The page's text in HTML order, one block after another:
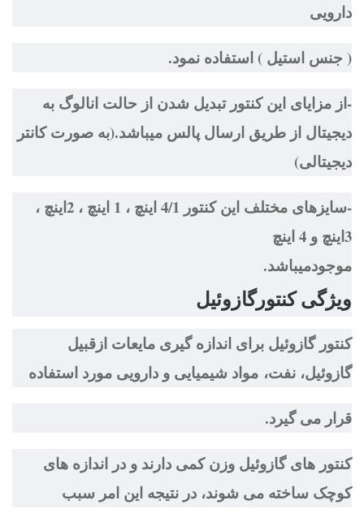
دارويی
( جنس استيل ) استفاده نمود.
-از مزايای اين كنتور تبديل شدن از حالت انالوگ به
ديجيتال از طريق ارسال پالس ميباشد.(به صورت كانتر
ديجيتالی)
-سايزهای مختلف اين كنتور 4/1 اينچ ، 1 اينچ ، 2اينچ ،
3اينچ و 4 اينچ
موجودميباشد.
ویژگی کنتورگازوئیل
کنتور گازوئیل برای اندازه گیری مایعات ازقبیل
گازوئیل، نفت، مواد شيميایی و دارویی مورد استفاده
قرار می گیرد.
کنتور های گازوئیل وزن کمی دارند و در اندازه های
کوچک ساخته می شوند، در نتیجه این امر سبب